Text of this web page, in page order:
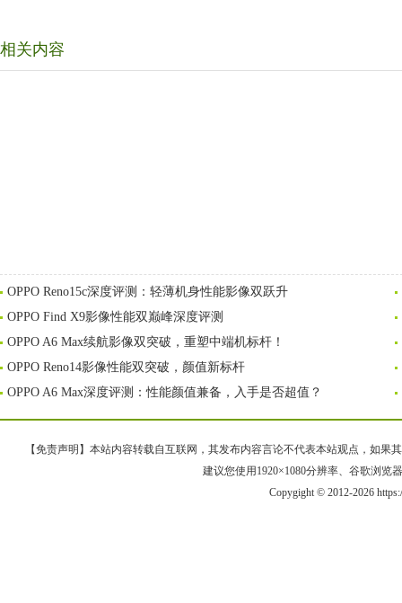
相关内容
OPPO Reno15c深度评测：轻薄机身性能影像双跃升
OPPO Find X9影像性能双巅峰深度评测
OPPO A6 Max续航影像双突破，重塑中端机标杆！
OPPO Reno14影像性能双突破，颜值新标杆
OPPO A6 Max深度评测：性能颜值兼备，入手是否超值？
【免责声明】本站内容转载自互联网，其发布内容言论不代表本站观点，如果
建议您使用1920×1080分辨率、谷歌浏览
Copygight © 2012-2026